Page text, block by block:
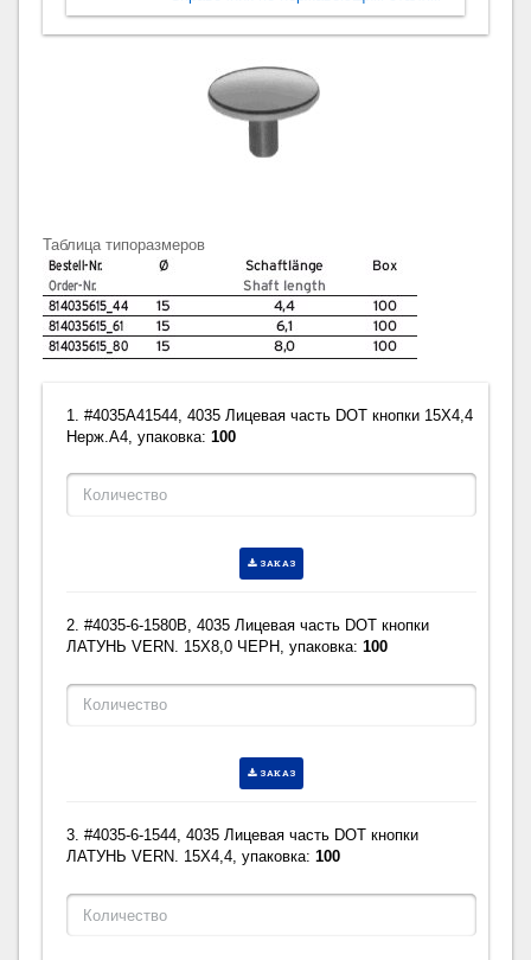
Таблица типоразмеров
1. #4035A41544, 4035 Лицевая часть DOT кнопки 15X4,4
Нерж.А4, упаковка:100
ЗАКАЗ
2. #4035-6-1580B, 4035 Лицевая часть DOT кнопки
ЛАТУНЬ VERN. 15X8,0 ЧЕРН, упаковка:100
ЗАКАЗ
3. #4035-6-1544, 4035 Лицевая часть DOT кнопки
ЛАТУНЬ VERN. 15X4,4, упаковка:100